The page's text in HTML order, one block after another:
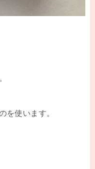
を使います。